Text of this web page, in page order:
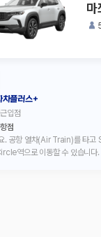
마
차플러스+
입점
점
. 공항 열차(Air Train)를 타고
역으로 이동할 수 있습니다.